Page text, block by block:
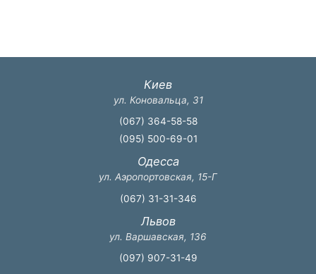
Киев
ул. Коновальца, 31
(067) 364-58-58
(095) 500-69-01
Одесса
ул. Аэропортовская, 15-Г
(067) 31-31-346
Львов
ул. Варшавская, 136
(097) 907-31-49